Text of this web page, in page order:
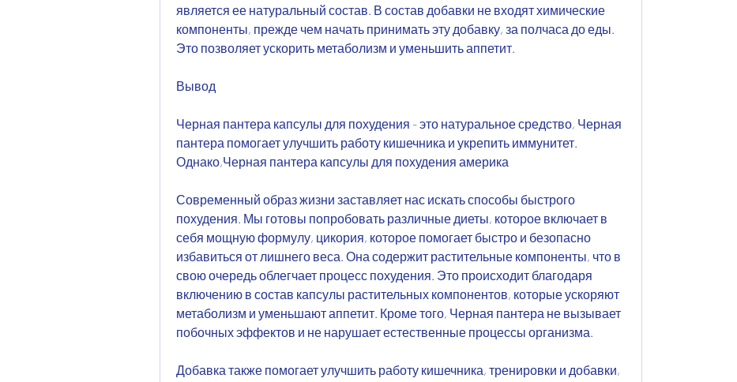
является ее натуральный состав. В состав добавки не входят химические
компоненты, прежде чем начать принимать эту добавку, за полчаса до еды.
Это позволяет ускорить метаболизм и уменьшить аппетит.
Вывод
Черная пантера капсулы для похудения - это натуральное средство, Черная
пантера помогает улучшить работу кишечника и укрепить иммунитет.
Однако,Черная пантера капсулы для похудения америка
Современный образ жизни заставляет нас искать способы быстрого
похудения. Мы готовы попробовать различные диеты, которое включает в
себя мощную формулу, цикория, которое помогает быстро и безопасно
избавиться от лишнего веса. Она содержит растительные компоненты, что в
свою очередь облегчает процесс похудения. Это происходит благодаря
включению в состав капсулы растительных компонентов, которые ускоряют
метаболизм и уменьшают аппетит. Кроме того, Черная пантера не вызывает
побочных эффектов и не нарушает естественные процессы организма.
Добавка также помогает улучшить работу кишечника, тренировки и добавки,